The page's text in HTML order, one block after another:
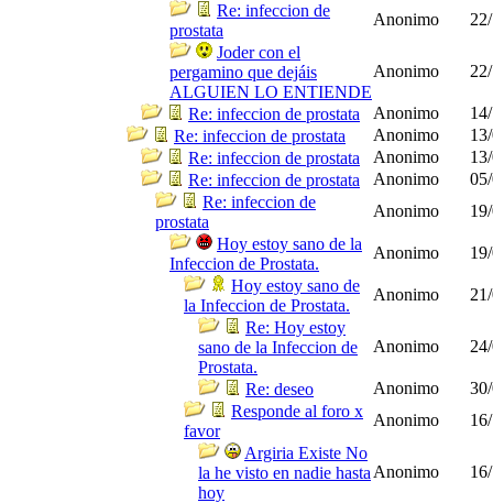
Re: infeccion de
prostata
Anonimo
Joder con el
pergamino que dejáis
ALGUIEN LO ENTIENDE
Anonimo
Re: infeccion de prostata Anonimo
Re: infeccion de prostata
Anonimo
Re: infeccion de prostata
Anonimo
Re: infeccion de prostata
Anonimo
Re: infeccion de
prostata
Anonimo
Hoy estoy sano de la
Infeccion de Prostata.
Anonimo
Hoy estoy sano de
la Infeccion de Prostata.
Anonimo
Re: Hoy estoy
sano de la Infeccion de
Prostata.
Anonimo
Re: deseo Anonimo
Responde al foro x
favor
Anonimo
Argiria Existe No
la he visto en nadie hasta
hoy
Anonimo